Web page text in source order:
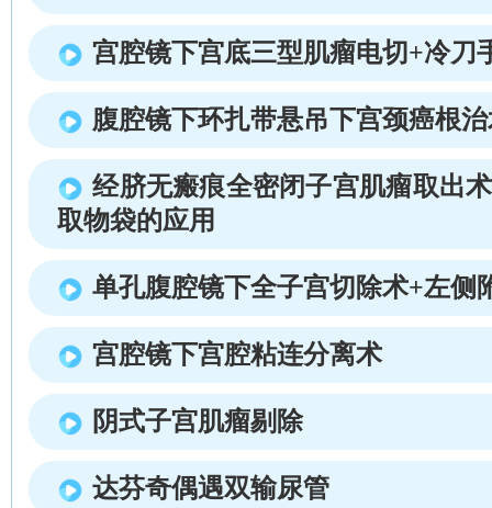
宫腔镜下宫底三型肌瘤电切+冷刀
腹腔镜下环扎带悬吊下宫颈癌根
经脐无瘢痕全密闭子宫肌瘤取出
取物袋的应用
单孔腹腔镜下全子宫切除术+左侧
宫腔镜下宫腔粘连分离术
阴式子宫肌瘤剔除
达芬奇偶遇双输尿管